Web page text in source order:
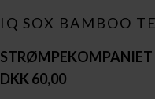
IQ SOX BAMBOO
STRØMPEKOMPANIET
DKK 60,00